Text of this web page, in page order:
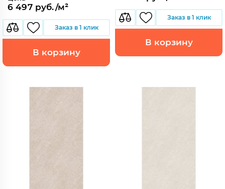
6 497 руб./м²
Заказ в 1 клик
В корзину
Заказ в 1 клик
В корзину